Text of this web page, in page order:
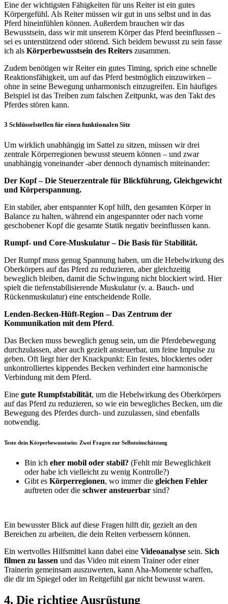
Eine der wichtigsten Fähigkeiten für uns Reiter ist ein gutes
Körpergefühl. Als Reiter müssen wir gut in uns selbst und in das
Pferd hineinfühlen können. Außerdem brauchen wir das
Bewusstsein, dass wir mit unserem Körper das Pferd beeinflussen –
sei es unterstützend oder störend. Sich beidem bewusst zu sein fasse
ich als Körperbewusstsein des Reiters zusammen.
Zudem benötigen wir Reiter ein gutes Timing, sprich eine schnelle
Reaktionsfähigkeit, um auf das Pferd bestmöglich einzuwirken –
ohne in seine Bewegung unharmonisch einzugreifen. Ein häufiges
Beispiel ist das Treiben zum falschen Zeitpunkt, was den Takt des
Pferdes stören kann.
3 Schlüsselstellen für einen funktionalen Sitz
Um wirklich unabhängig im Sattel zu sitzen, müssen wirdrei
zentrale Körperregionen bewusst steuern können – und zwar
unabhängig voneinander -aber dennoch dynamisch miteinander:
Der Kopf –Die Steuerzentrale für Blickführung, Gleichgewicht
und Körperspannung.
Ein stabiler, aber entspannter Kopf hilft, den gesamten Körper in
Balance zu halten, während ein angespannter oder nach vorne
geschobener Kopf die gesamte Statik negativ beeinflussen kann.
Rumpf- und Core-Muskulatur– Die Basis für Stabilität.
Der Rumpf muss genug Spannung haben, um die Hebelwirkung des
Oberkörpers auf das Pferd zu reduzieren, aber gleichzeitig
beweglich bleiben, damit die Schwingung nicht blockiert wird. Hier
spielt die tiefenstabilisierende Muskulatur (v. a. Bauch- und
Rückenmuskulatur) eine entscheidende Rolle.
Lenden-Becken-Hüft-Region – Das Zentrum der
Kommunikation mit dem Pferd.
Das Becken muss beweglich genug sein, um die Pferdebewegung
durchzulassen, aber auch gezielt ansteuerbar, um feine Impulse zu
geben. Oft liegt hier der Knackpunkt: Ein festes, blockiertes oder
unkontrolliertes kippendes Becken verhindert eine harmonische
Verbindung mit dem Pferd.
Eine gute Rumpfstabilität, um die Hebelwirkung des Oberkörpers
auf das Pferd zu reduzieren, so wie ein bewegliches Becken, um die
Bewegung des Pferdes durch- und zuzulassen, sind ebenfalls
notwendig.
Teste dein Körperbewusstsein: Zwei Fragen zur Selbsteinschätzung
Bin ich eher mobil oder stabil? (Fehlt mir Beweglichkeit
oder habe ich vielleicht zu wenig Kontrolle?)
Gibt es Körperregionen, wo immer die gleichen Fehler
auftreten oder die schwer ansteuerbar sind?
Ein bewusster Blick auf diese Fragen hilft dir, gezielt an den
Bereichen zu arbeiten, die dein Reiten verbessern können.
Ein wertvolles Hilfsmittel kann dabei eine Videoanalyse sein. Sich
filmen zu lassen und das Video mit einem Trainer oder einer
Trainerin gemeinsam auszuwerten, kann Aha-Momente schaffen,
die dir im Spiegel oder im Reitgefühl gar nicht bewusst waren.
4. Die richtige Ausrüstung